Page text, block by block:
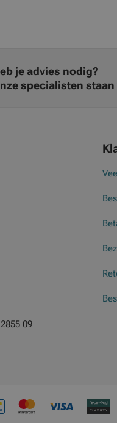
je advies nodig?
specialisten
09